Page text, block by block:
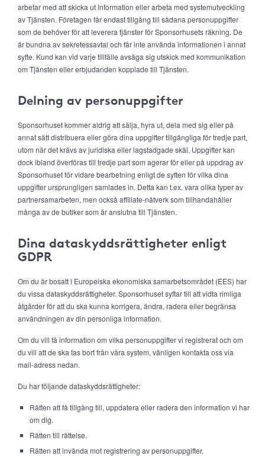
arbetar med att skicka ut information eller arbeta med systemutveckling
av Tjänsten. Företagen får endast tillgång till sådana personuppgifter
som de behöver för att leverera tjänster för Sponsorhusets räkning. De
är bundna av sekretessavtal och får inte använda informationen i annat
syfte. Kund kan vid varje tillfälle avsäga sig utskick med kommunikation
om Tjänsten eller erbjudanden kopplade till Tjänsten.
Delning av personuppgifter
Sponsorhuset kommer aldrig att sälja, hyra ut, dela med sig eller på
annat sätt distribuera eller göra dina uppgifter tillgängliga för tredje part,
utom när det krävs av juridiska eller lagstadgade skäl. Uppgifter kan
dock ibland överföras till tredje part som agerar för eller på uppdrag av
Sponsorhuset för vidare bearbetning enligt de syften för vilka dina
uppgifter ursprungligen samlades in. Detta kan t.ex. vara olika typer av
partnersamarbeten, men också affiliate-nätverk som tillhandahåller
många av de butiker som är anslutna till Tjänsten.
Dina dataskyddsrättigheter enligt
GDPR
Om du är bosatt i Europeiska ekonomiska samarbetsområdet (EES) har
du vissa dataskyddsrättigheter. Sponsorhuset syftar till att vidta rimliga
åtgärder för att du ska kunna korrigera, ändra, radera eller begränsa
användningen av din personliga information.
Om du vill få information om vilka personuppgifter vi registrerat och om
du vill att de ska tas bort från våra system, vänligen kontakta oss via
mail-adress nedan.
Du har följande dataskyddsrättigheter:
Rätten att få tillgång till, uppdatera eller radera den information vi har
om dig.
Rätten till rättelse.
Rätten att invända mot registrering av personuppgifter.